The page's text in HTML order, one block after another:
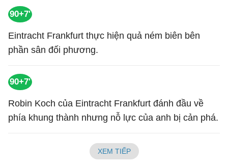
90+7'
Eintracht Frankfurt thực hiện quả ném biên bên
phần sân đối phương.
90+7'
Robin Koch của Eintracht Frankfurt đánh đầu về
phía khung thành nhưng nỗ lực của anh bị cản phá.
XEM TIẾP